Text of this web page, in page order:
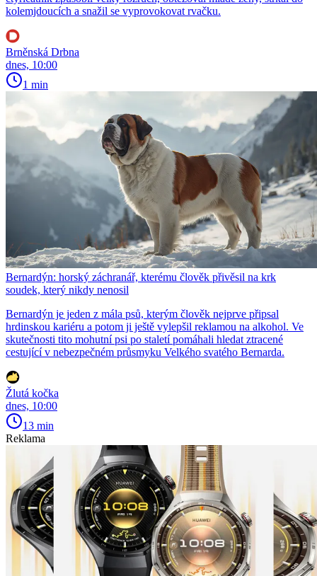
kolemjdoucích a snažil se vyprovokovat rvačku.
Brněnská Drbna
dnes, 10:00
1 min
Bernardýn: horský záchranář, kterému člověk přivěsil na krk
soudek, který nikdy nenosil
Bernardýn je jeden z mála psů, kterým člověk nejprve připsal
hrdinskou kariéru a potom ji ještě vylepšil reklamou na alkohol. Ve
skutečnosti tito mohutní psi po staletí pomáhali hledat ztracené
cestující v nebezpečném průsmyku Velkého svatého Bernarda.
Žlutá kočka
dnes, 10:00
13 min
Reklama